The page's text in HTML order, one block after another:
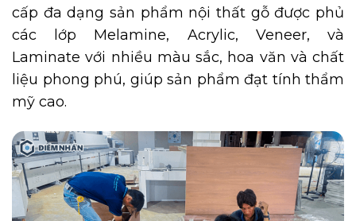
cấp đa dạng sản phẩm nội thất gỗ được phủ
các lớp Melamine, Acrylic, Veneer, và
Laminate với nhiều màu sắc, hoa văn và chất
liệu phong phú, giúp sản phẩm đạt tính thẩm
mỹ cao.